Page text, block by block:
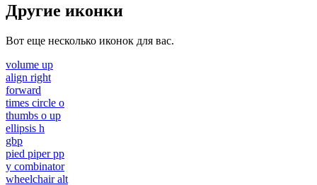
Другие иконки
Вот еще несколько иконок для вас.
volume up
align right
forward
times circle o
thumbs o up
ellipsis h
gbp
pied piper pp
y combinator
wheelchair alt